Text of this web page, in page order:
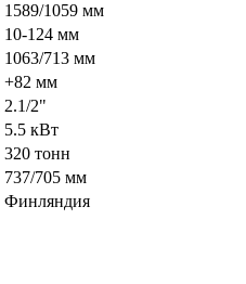
1589/1059 мм
10-124 мм
1063/713 мм
+82 мм
2.1/2"
5.5 кВт
320 тонн
737/705 мм
Финляндия